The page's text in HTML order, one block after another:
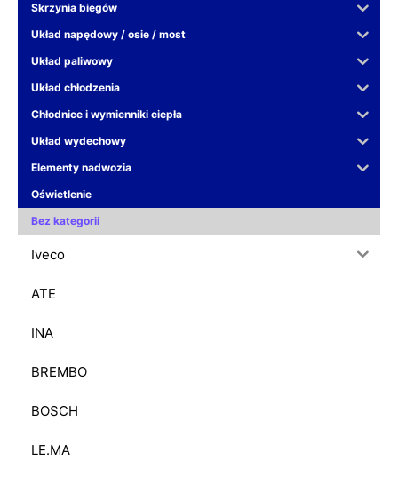
Skrzynia biegów
Układ napędowy / osie / most
Układ paliwowy
Układ chłodzenia
Chłodnice i wymienniki ciepła
Układ wydechowy
Elementy nadwozia
Oświetlenie
Bez kategorii
Iveco
ATE
INA
BREMBO
BOSCH
LE.MA